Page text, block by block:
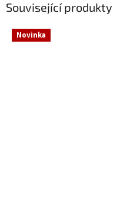
Související produkty
Novinka